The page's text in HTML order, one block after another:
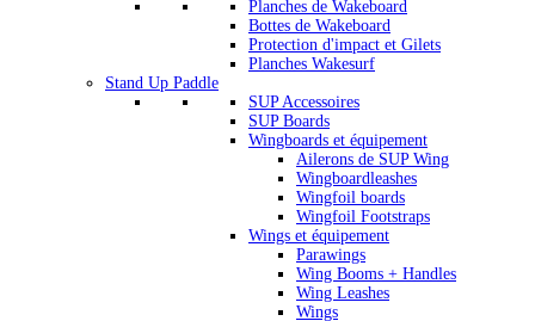
Planches de Wakeboard
Bottes de Wakeboard
Protection d'impact et Gilets
Planches Wakesurf
Stand Up Paddle
SUP Accessoires
SUP Boards
Wingboards et équipement
Ailerons de SUP Wing
Wingboardleashes
Wingfoil boards
Wingfoil Footstraps
Wings et équipement
Parawings
Wing Booms + Handles
Wing Leashes
Wings